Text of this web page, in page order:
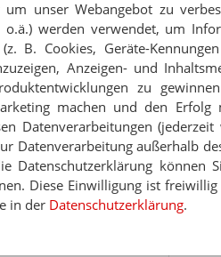
unser Webangebot zu
o.ä.) werden verwendet, um
B. Cookies, Geräte-
Anzeigen- und
zu
machen und den Erfolg
Datenverarbeitungen
Datenverarbeitung außerhalb
Datenschutzerklärung können
Diese Einwilligung ist
in der Datenschutzerklärung.
E-